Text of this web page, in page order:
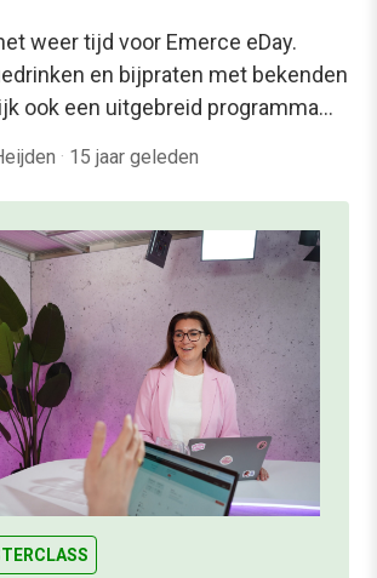
weer tijd voor Emerce eDay.
en bijpraten met bekenden
ook een uitgebreid programma…
· 15 jaar geleden